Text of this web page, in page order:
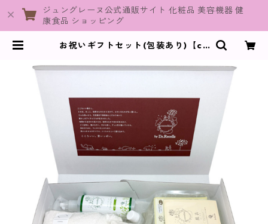
ジュングレーヌ公式通販サイト 化粧品 美容機器 健
康食品 ショッピング
お祝いギフトセット(包装あり)【co